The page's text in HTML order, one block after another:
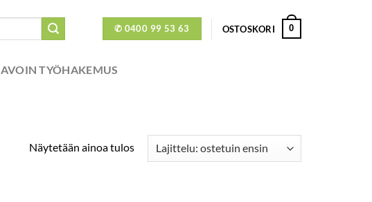
✆ 0400 99 53 63 OSTOSKORI 0
AVOIN TYÖHAKEMUS
Näytetään ainoa tulos